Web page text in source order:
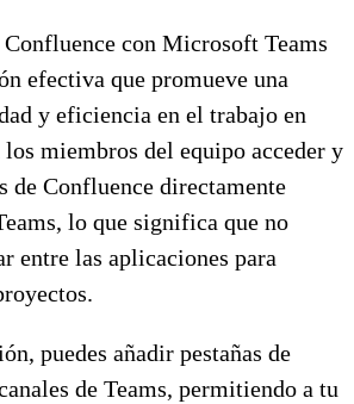
con Microsoft Teams
efectiva que promueve una
y eficiencia en el trabajo en
miembros del equipo acceder y
de Confluence directamente
lo que significa que no
entre las aplicaciones para
puedes añadir pestañas de
de Teams, permitiendo a tu